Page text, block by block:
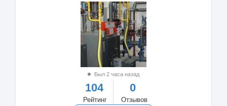
Был 2 часа назад
104
Рейтинг
0
Отзывов